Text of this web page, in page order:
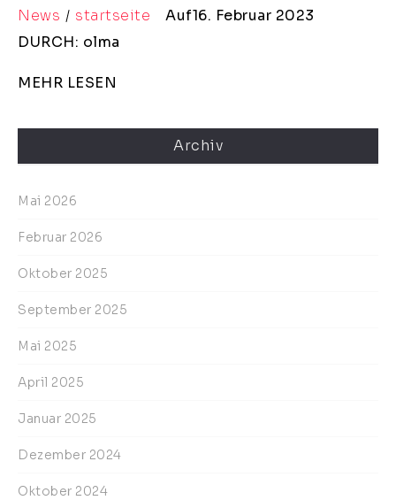
News startseite
Auf16. Februar 2023
DURCH: olma
MEHR LESEN
Archiv
Mai 2026
Februar 2026
Oktober 2025
September 2025
Mai 2025
April 2025
Januar 2025
Dezember 2024
Oktober 2024